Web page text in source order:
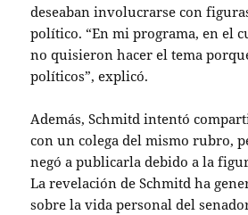
deseaban involucrarse con
político. “En mi programa, en el
no quisieron hacer el tema
políticos”, explicó.
Además, Schmitd intentó
con un colega del mismo rubro,
negó a publicarla debido a la
La revelación de Schmitd ha
sobre la vida personal del